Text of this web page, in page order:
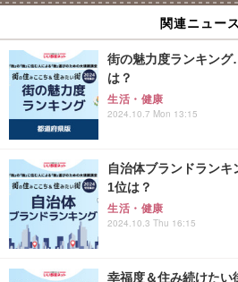
関連ニュース
街の魅力度ランキン
は？
生活・健康
2024.10.7 Mon 13:15
自治体ブランドランキ
1位は？
生活・健康
2024.10.3 Thu 16:15
幸福度＆住み続けた